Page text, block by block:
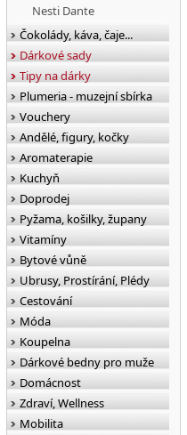
Nesti Dante
Čokolády, káva, čaje...
Dárkové sady
Tipy na dárky
Plumeria - muzejní sbírka
Vouchery
Andělé, figury, kočky
Aromaterapie
Kuchyň
Doprodej
Pyžama, košilky, župany
Vitamíny
Bytové vůně
Ubrusy, Prostírání, Plédy
Cestování
Móda
Koupelna
Dárkové bedny pro muže
Domácnost
Zdraví, Wellness
Mobilita